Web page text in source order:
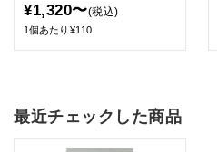
¥1,320〜(税込)
1個あたり¥110
最近チェックした商品